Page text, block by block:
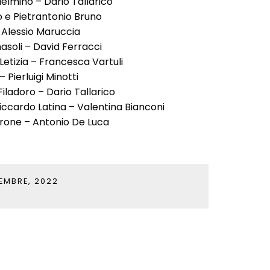
e Pietrantonio Bruno
Maruccia
– David Ferracci
– Francesca Vartuli
Pierluigi Minotti
– Dario Tallarico
Latina – Valentina Bianconi
– Antonio De Luca
2022